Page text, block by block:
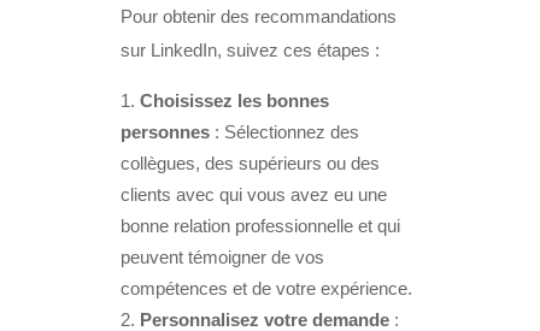
Pour obtenir des recommandations
sur LinkedIn, suivez ces étapes :
Choisissez les bonnes
personnes : Sélectionnez des
collègues, des supérieurs ou des
clients avec qui vous avez eu une
bonne relation professionnelle et qui
peuvent témoigner de vos
compétences et de votre expérience.
Personnalisez votre demande :